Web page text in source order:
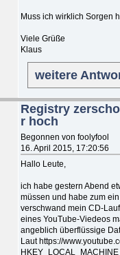
Muss ich wirklich Sorgen
Viele Grüße
Klaus
weitere
Registry
r hoch
Begonnen von foolyfool
16. April 2015, 17:20:56
Hallo Leute,
ich habe gestern Abend
müssen und habe zum
verschwand mein CD-
eines YouTube-Viedeos
angeblich überflüssige
Laut https://